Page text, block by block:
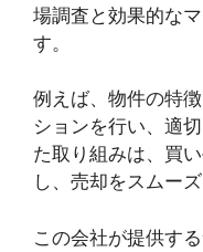
場調査と効果的な
す。
例えば、物件の特
ションを行い、適
た取り組みは、買
し、売却をスムー
この会社が提供す